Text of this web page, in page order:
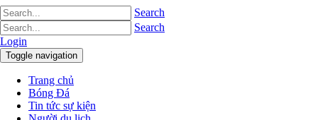
Search
Search
Login
Toggle navigation
Trang chủ
Bóng Đá
Tin tức sự kiện